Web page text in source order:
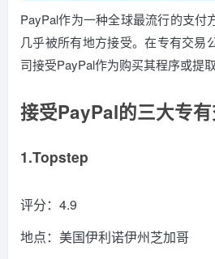
PayPal作为一种全球最流行的支付
几乎被所有地方接受。在专有交易
司接受PayPal作为购买其程序或提
接受PayPal的三大专有
1.Topstep
评分：4.9
地点：美国伊利诺伊州芝加哥